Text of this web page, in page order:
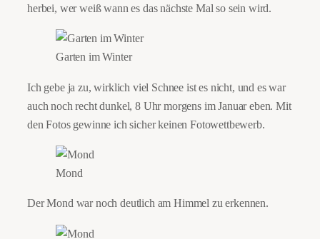
herbei, wer weiß wann es das nächste Mal so sein wird.
Garten im Winter
Ich gebe ja zu, wirklich viel Schnee ist es nicht, und es war
auch noch recht dunkel, 8 Uhr morgens im Januar eben. Mit
den Fotos gewinne ich sicher keinen Fotowettbewerb.
Mond
Der Mond war noch deutlich am Himmel zu erkennen.